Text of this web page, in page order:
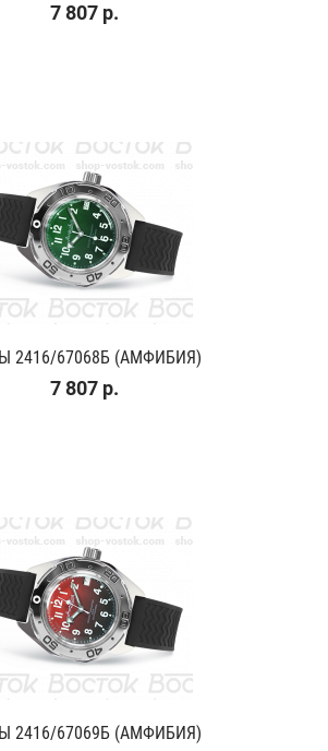
7 807 р.
2416/67068Б (АМФИБИЯ)
7 807 р.
2416/67069Б (АМФИБИЯ)